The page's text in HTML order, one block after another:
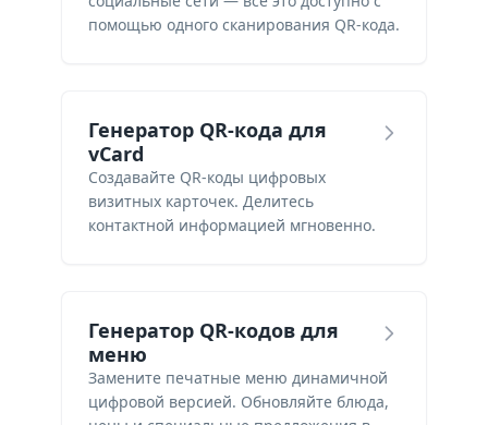
помощью одного сканирования QR-кода.
Генератор QR-кода для
vCard
Создавайте QR-коды цифровых
визитных карточек. Делитесь
контактной информацией мгновенно.
Генератор QR-кодов для
меню
Замените печатные меню динамичной
цифровой версией. Обновляйте блюда,